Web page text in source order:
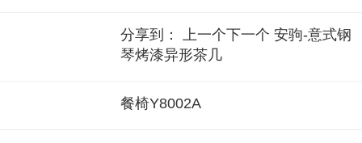
分享到： 上一个下一个 安驹-意式钢
琴烤漆异形茶几
餐椅Y8002A